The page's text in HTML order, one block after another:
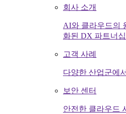
회사 소개
AI와 클라우드의
화된 DX 파트너
고객 사례
다양한 산업군에
보안 센터
안전한 클라우드